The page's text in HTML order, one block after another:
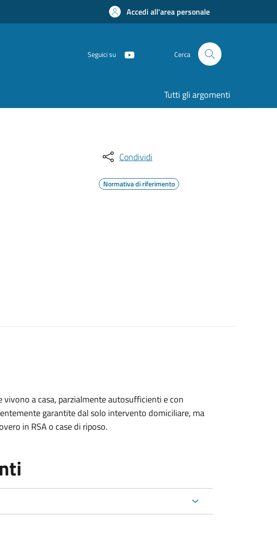
Accedi all'area personale
Seguici su Cerca
Tutti gli argomenti
Condividi
Normativa di riferimento
vivono a casa, parzialmente autosufficienti e con
garantite dal solo intervento domiciliare, ma
in RSA o case di riposo.